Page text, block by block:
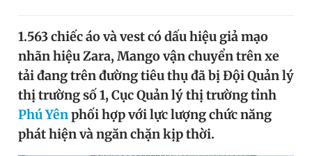
Tin thị trường Tin 360
Video Magazine
Sản phẩm khác
1.563 chiếc áo và vest có dấu hiệu giả mạo
nhãn hiệu Zara, Mango vận chuyển trên xe
tải đang trên đường tiêu thụ đã bị Đội Quản lý
thị trường số 1, Cục Quản lý thị trường tỉnh
Phú Yênphối hợp với lực lượng chức năng
phát hiện và ngăn chặn kịp thời.